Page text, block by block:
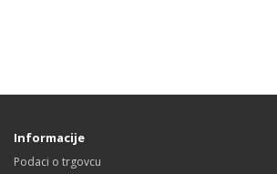
Informacije
Podaci o trgovcu